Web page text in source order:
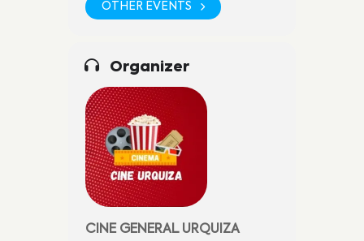
OTHER EVENTS
Organizer
CINE GENERAL URQUIZA